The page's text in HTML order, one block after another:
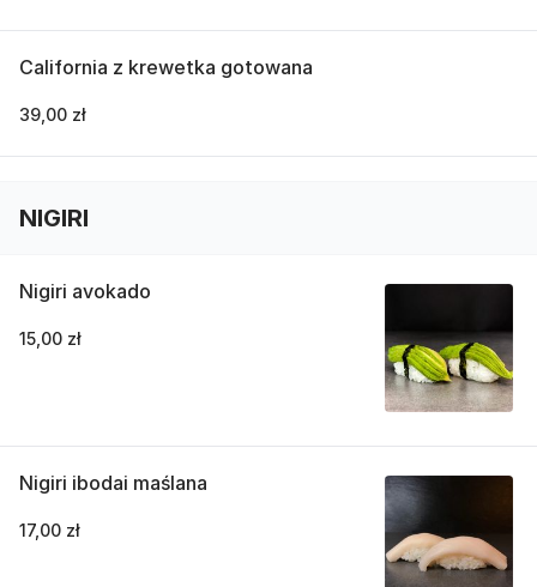
California z krewetka gotowana
39,00 zł
NIGIRI
Nigiri avokado
15,00 zł
Nigiri ibodai maślana
17,00 zł